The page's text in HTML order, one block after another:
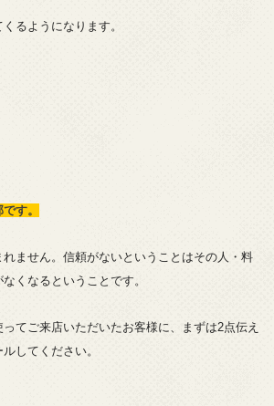
るようになります。
す。
ません。信頼がないということはその人・料
くなるということです。
てご来店いただいたお客様に、まずは2点伝え
してください。